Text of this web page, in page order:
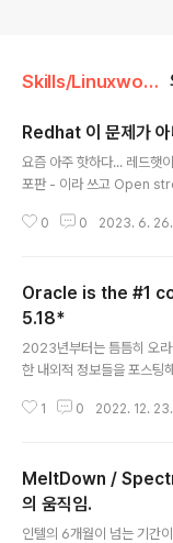
Skills/Linuxworld
Redhat 이 문제가
요즘 아주 핫하다... 레드
포판 - 이라 쓰고 Open
리도 난리도 이만저만이
eerling.com 곧바로 자신
고 밝힌 것... 더보기 근데 아
0 0 2023. 6. 26.
Oracle is the #1
5.18*
2023년부터는 틈틈히 오라
한 내외적 정보들을 포스팅
서 가져올 예정이니, 공개여
LWN 의 기고작가 Jon
공개한 적이 있고, "수많은
리눅스 커널에 대한 지원에
1 0 2022. 12. 23.
MeltDown /
의 움직임.
인텔의 6개월이 넘는 기간